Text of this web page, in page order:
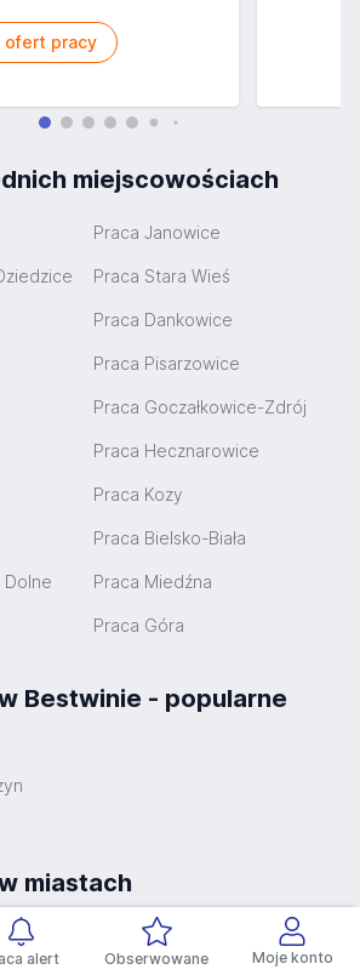
alert Obserwowane Moje konto
ofert pracy
miejscowościach
Praca Janowice
Praca Stara Wieś
Praca Dankowice
Praca Pisarzowice
Praca Goczałkowice-Zdrój
Praca Hecznarowice
Praca Kozy
Praca Bielsko-Biała
Praca Miedźna
Praca Góra
Bestwinie - popularne
miastach
Praca Częstochowa